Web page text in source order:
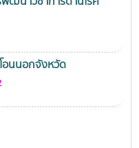
อนนอกจังหวัด